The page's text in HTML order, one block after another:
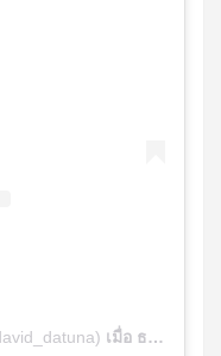
เมื่อ ธ.ค. 7, 2019 เวลา 11:38am PST